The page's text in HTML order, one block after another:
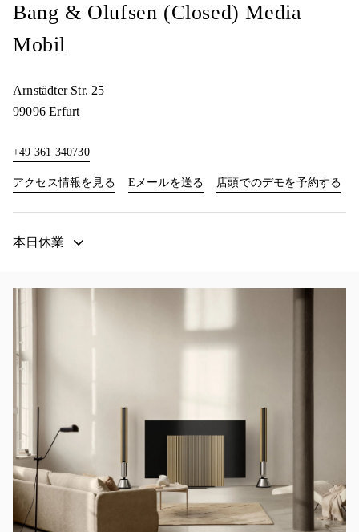
Bang & Olufsen (Closed) Media
Mobil
Arnstädter Str. 25
99096 Erfurt
+49 361 340730
アクセス情報を見る Link Opens in New Tab
Eメールを送る 店頭でのデモを予約する
本日休業